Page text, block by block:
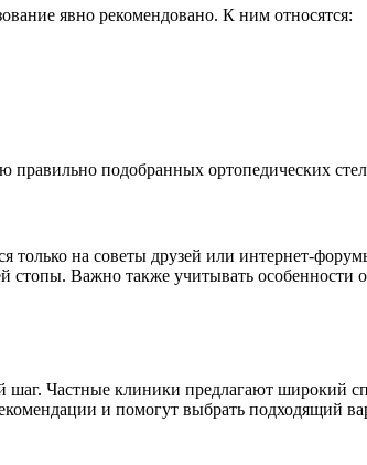
явно рекомендовано. К ним относятся:
подобранных ортопедических
на советы друзей или интернет-
стопы. Важно также учитывать особенности
Частные клиники предлагают широкий
и помогут выбрать подходящий